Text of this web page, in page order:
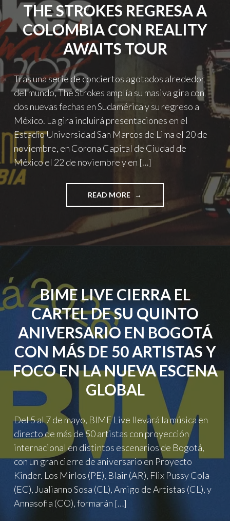
ÍCONOS
LLEGARÁN
AL
FESTIVAL CORDILLERA
THE STROKES REGRESA A
COLOMBIA CON REALITY
AWAITS TOUR
Tras una serie de conciertos agotados alrededor
del mundo, The Strokes amplía su masiva gira con
dos nuevas fechas en Sudamérica y su regreso a
México. La gira incluirá presentaciones en el
Estadio Universidad San Marcos de Lima el 20 de
noviembre, en Corona Capital de Ciudad de
México el 22 de noviembre y en […]
READ MORE "THE
STROKES
REGRESA
A
BIME LIVE CIERRA EL
CARTEL DE SU QUINTO
ANIVERSARIO EN BOGOTÁ
CON MÁS DE 50 ARTISTAS Y
FOCO EN LA NUEVA ESCENA
GLOBAL
Del 5 al 7 de mayo, BIME Live llevará la música en
directo de más de 50 artistas con proyección
internacional en distintos escenarios de Bogotá,
con un gran cierre de aniversario en Proyecto
Kinder. Los Mirlos (PE), Blair (AR), Flix Pussy Cola
(EC), Jualianno Sosa (CL), Amigo de Artistas (CL), y
Annasofia (CO), formarán […]